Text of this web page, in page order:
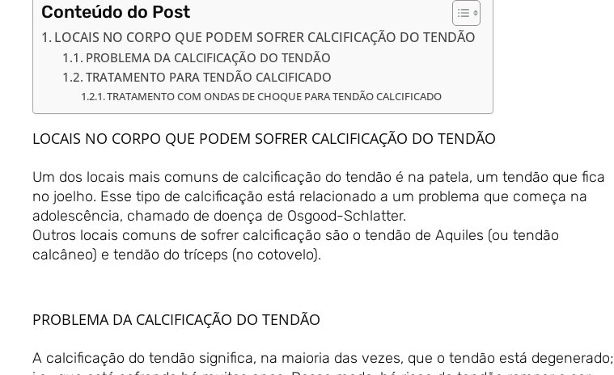
Conteúdo do Post
LOCAIS NO CORPO QUE PODEM SOFRER CALCIFICAÇÃO DO TENDÃO
PROBLEMA DA CALCIFICAÇÃO DO TENDÃO
TRATAMENTO PARA TENDÃO CALCIFICADO
TRATAMENTO COM ONDAS DE CHOQUE PARA TENDÃO CALCIFICADO
LOCAIS NO CORPO QUE PODEM SOFRER CALCIFICAÇÃO DO TENDÃO
Um dos locais mais comuns de calcificação do tendão é na patela, um tendão que fica
no joelho. Esse tipo de calcificação está relacionado a um problema que começa na
adolescência, chamado de doença de Osgood-Schlatter.
Outros locais comuns de sofrer calcificação são o tendão de Aquiles (ou tendão
calcâneo) e tendão do tríceps (no cotovelo).
PROBLEMA DA CALCIFICAÇÃO DO TENDÃO
A calcificação do tendão significa, na maioria das vezes, que o tendão está degenerado;